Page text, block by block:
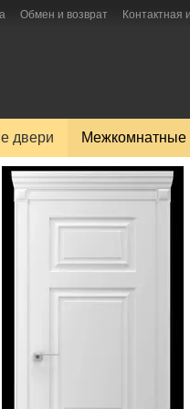
Обмен и возврат
двери Межкомнатные